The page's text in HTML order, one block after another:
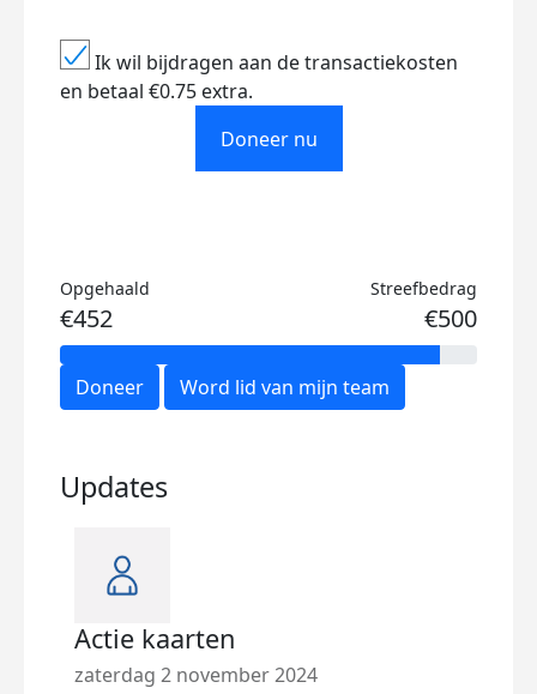
Ik wil bijdragen aan de transactiekosten
en betaal €0.75 extra.
Doneer nu
Opgehaald
€452
Streefbedrag
€500
Doneer Word lid van mijn team
Updates
Actie kaarten
zaterdag 2 november 2024